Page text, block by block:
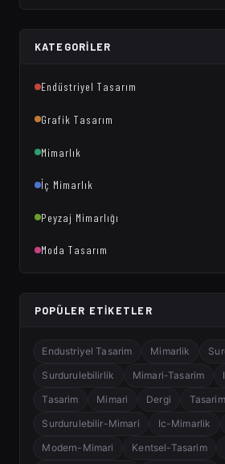
KATEGORILER
Endüstriyel Tasarım
Grafik Tasarım
Mimarlık
İç Mimarlık
Peyzaj Mimarlığı
Moda Tasarım
POPÜLER ETIKETLER
Endustriyel Tasarim Mimarlik
Surdurulebilirlik
Mimari-Tasarim
Tasarim
Mimari Dergi
Surdurulebilir-Mimari
Ic-Mimarlik
Modern-Mimari
Kentsel-Tasarim